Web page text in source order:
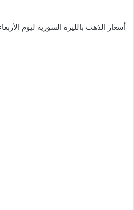
أسعار الذهب بالليرة السورية ليوم الأربعاء 18 / 11 /